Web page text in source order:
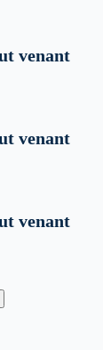
venant
venant
venant